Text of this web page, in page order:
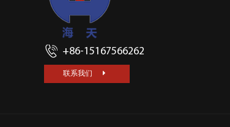
+86-15167566262
联系我们